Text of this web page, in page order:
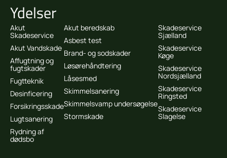
Ydelser
Akut
Skadeservice
Akut Vandskade
Affugtning og
fugtskader
Fugtteknik
Desinficering
Forsikringsskade
Lugtsanering
Rydning af
dødsbo
Akut beredskab
Asbest test
Brand- og sodskader
Løsørehåndtering
Låsesmed
Skimmelsanering
Skimmelsvamp undersøgelse
Stormskade
Skadeservice
Sjælland
Skadeservice
Køge
Skadeservice
Nordsjælland
Skadeservice
Ringsted
Skadeservice
Slagelse